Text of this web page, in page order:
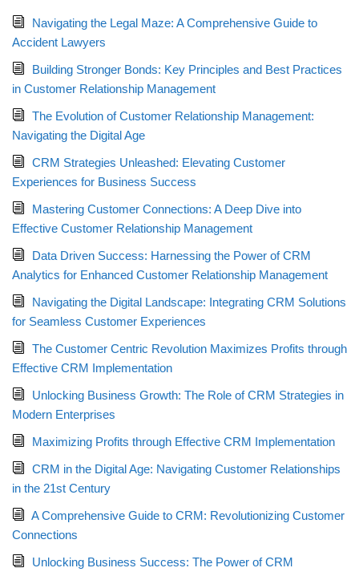
Navigating the Legal Maze: A Comprehensive Guide to
Accident Lawyers
Building Stronger Bonds: Key Principles and Best Practices
in Customer Relationship Management
The Evolution of Customer Relationship Management:
Navigating the Digital Age
CRM Strategies Unleashed: Elevating Customer
Experiences for Business Success
Mastering Customer Connections: A Deep Dive into
Effective Customer Relationship Management
Data Driven Success: Harnessing the Power of CRM
Analytics for Enhanced Customer Relationship Management
Navigating the Digital Landscape: Integrating CRM Solutions
for Seamless Customer Experiences
The Customer Centric Revolution Maximizes Profits through
Effective CRM Implementation
Unlocking Business Growth: The Role of CRM Strategies in
Modern Enterprises
Maximizing Profits through Effective CRM Implementation
CRM in the Digital Age: Navigating Customer Relationships
in the 21st Century
A Comprehensive Guide to CRM: Revolutionizing Customer
Connections
Unlocking Business Success: The Power of CRM